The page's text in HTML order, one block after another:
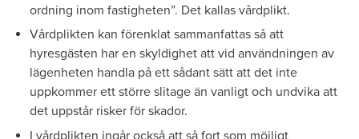
ordning inom fastigheten”. Det kallas vårdplikt.
Vårdplikten kan förenklat sammanfattas så att
hyresgästen har en skyldighet att vid användningen av
lägenheten handla på ett sådant sätt att det inte
uppkommer ett större slitage än vanligt och undvika att
det uppstår risker för skador.
I vårdplikten ingår också att så fort som möjligt